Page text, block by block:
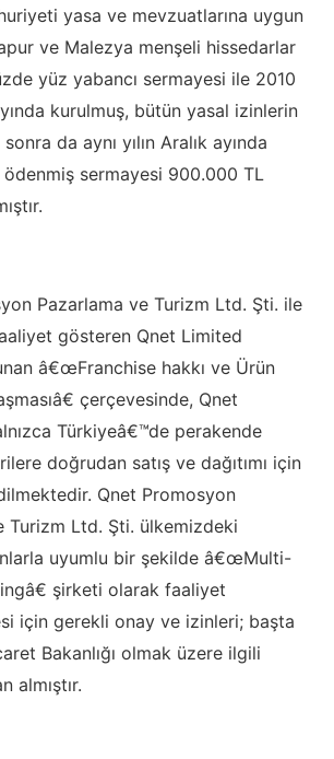
yasa ve mevzuatlarına uygun
ve Malezya menşeli hissedarlar
yüz yabancı sermayesi ile 2010
kurulmuş, bütün yasal izinlerin
sonra da aynı yılın Aralık ayında
sermayesi 900.000 TL
Pazarlama ve Turizm Ltd. Şti. ile
gösteren Qnet Limited
â€œFranchise hakkı ve Ürün
çerçevesinde, Qnet
Türkiyeâ€™de perakende
doğrudan satış ve dağıtımı için
Qnet Promosyon
Turizm Ltd. Şti. ülkemizdeki
uyumlu bir şekilde â€œMulti-
şirketi olarak faaliyet
için gerekli onay ve izinleri; başta
Bakanlığı olmak üzere ilgili
almıştır.